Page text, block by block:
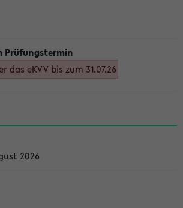
das eKVV bis zum 31.07.26
2026